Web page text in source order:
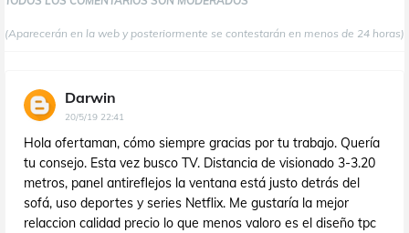
(Aparecerán en la web y posteriormente se contestarán en menos de 24 horas)
Darwin
20/5/19 22:41
Hola ofertaman, cómo siempre gracias por tu trabajo. Quería
tu consejo. Esta vez busco TV. Distancia de visionado 3-3.20
metros, panel antireflejos la ventana está justo detrás del
sofá, uso deportes y series Netflix. Me gustaría la mejor
relaccion calidad precio lo que menos valoro es el diseño tpc